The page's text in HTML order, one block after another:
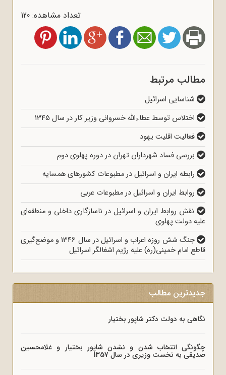
تعداد مشاهده: 120
مطالب مرتبط
شناسایی اسرائیل
اختلاس توسط عطاءالله خسروانی وزیر کار در سال 1345
فعالیت اقلیت یهود
بررسی فساد شهرداران تهران در دوره پهلوی دوم
رابطه ایران و اسرائیل در مطبوعات کشورهای همسایه
روابط ایران و اسرائیل در مطبوعات عربی
نقش روابط ایران و اسرائیل در ناسازگاری داخلی و منطقه‌ای
علیه دولت پهلوی
جنگ شش روزه اعراب و اسرائیل در سال 1346 و موضع‌گیری
قاطع امام خمینی(ره) علیه رژیم اشغالگر اسرائیل
جدیدترین مطالب
نگاهی به دولت دکتر شاپور بختیار
چگونگی انتخاب شدن و نشدن شاپور بختیار و غلامحسین
صدیقی به نخست وزیری در سال 1357